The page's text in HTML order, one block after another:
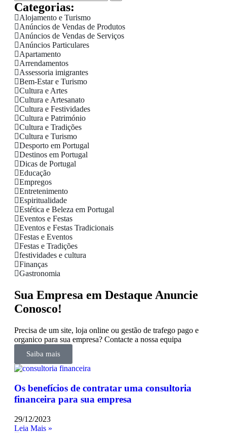
Categorias:
Alojamento e Turismo
Anúncios de Vendas de Produtos
Anúncios de Vendas de Serviços
Anúncios Particulares
Apartamento
Arrendamentos
Assessoria imigrantes
Bem-Estar e Turismo
Cultura e Artes
Cultura e Artesanato
Cultura e Festividades
Cultura e Património
Cultura e Tradições
Cultura e Turismo
Desporto em Portugal
Destinos em Portugal
Dicas de Portugal
Educação
Empregos
Entretenimento
Espiritualidade
Estética e Beleza em Portugal
Eventos e Festas
Eventos e Festas Tradicionais
Festas e Eventos
Festas e Tradições
festividades e cultura
Finanças
Gastronomia
Sua Empresa em Destaque Anuncie
Conosco!
Precisa de um site, loja online ou gestão de trafego pago e
organico para sua empresa? Contacte a nossa equipa
Saiba mais
Os benefícios de contratar uma consultoria
financeira para sua empresa
29/12/2023
Leia Mais »